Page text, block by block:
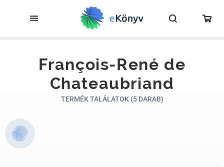
François-René de
Chateaubriand
TERMÉK TALÁLATOK (5 DARAB)